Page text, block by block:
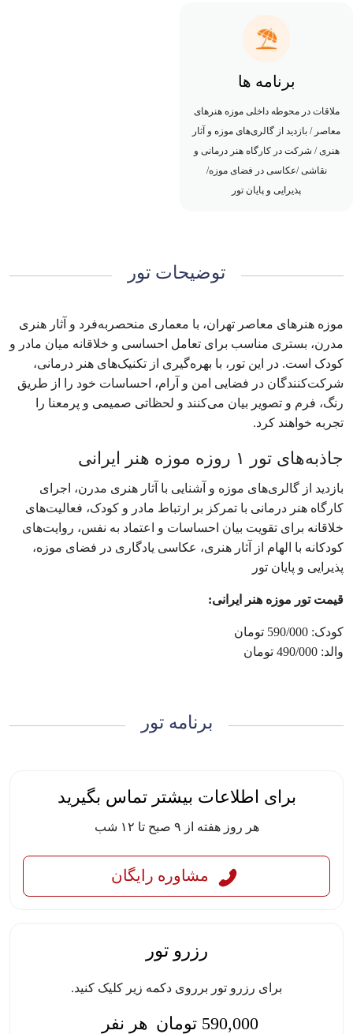
برنامه ها
ملاقات در محوطه داخلی موزه هنرهای
معاصر / بازدید از گالری‌های موزه و آثار
هنری / شرکت در کارگاه هنر درمانی و
نقاشی /عکاسی در فضای موزه/
پذیرایی و پایان تور
توضیحات تور
موزه هنرهای معاصر تهران، با معماری منحصربه‌فرد و آثار هنری
مدرن، بستری مناسب برای تعامل احساسی و خلاقانه میان مادر و
کودک است. در این تور، با بهره‌گیری از تکنیک‌های هنر درمانی،
شرکت‌کنندگان در فضایی امن و آرام، احساسات خود را از طریق
رنگ، فرم و تصویر بیان می‌کنند و لحظاتی صمیمی و پرمعنا را
تجربه خواهند کرد.
جاذبه‌های تور ۱ روزه موزه هنر ایرانی
بازدید از گالری‌های موزه و آشنایی با آثار هنری مدرن، اجرای
کارگاه هنر درمانی با تمرکز بر ارتباط مادر و کودک، فعالیت‌های
خلاقانه برای تقویت بیان احساسات و اعتماد به نفس، روایت‌های
کودکانه با الهام از آثار هنری، عکاسی یادگاری در فضای موزه،
پذیرایی و پایان تور
قیمت تور موزه هنر ایرانی:
کودک: 590/000 تومان
والد: 490/000 تومان
برنامه تور
برای اطلاعات بیشتر تماس بگیرید
هر روز هفته از ۹ صبح تا ۱۲ شب
مشاوره رایگان
رزرو تور
برای رزرو تور برروی دکمه زیر کلیک کنید.
590,000 تومان هر نفر